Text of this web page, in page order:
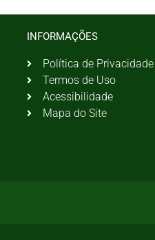
INFORMAÇÕES
Política de Privacidade
Termos de Uso
Acessibilidade
Mapa do Site